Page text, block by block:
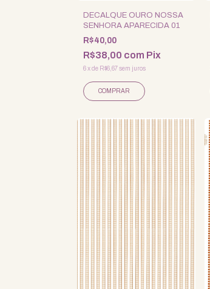
DECALQUE OURO NOSSA
SENHORA APARECIDA 01
R$40,00
R$38,00 com Pix
6xde R$6,67sem juros